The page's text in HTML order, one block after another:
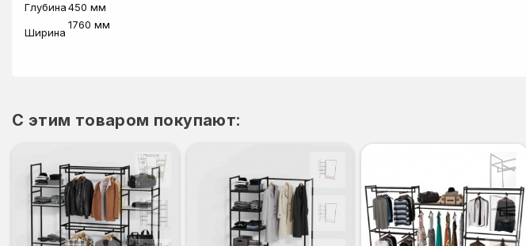
Глубина450 мм
Ширина
1760 мм
C этим товаром покупают: